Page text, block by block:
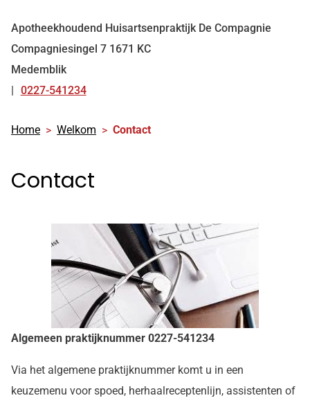
Apotheekhoudend Huisartsenpraktijk De Compagnie
Compagniesingel 7 1671 KC
Medemblik
Tel:
0227-541234
Home Welkom Contact
Contact
Algemeen praktijknummer 0227-541234
Via het algemene praktijknummer komt u in een
keuzemenu voor spoed, herhaalreceptenlijn, assistenten of